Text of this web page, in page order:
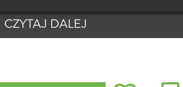
CZYTAJ DALEJ